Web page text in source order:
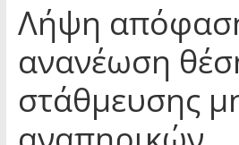
Λήψη
ανανέωση
στάθμευσης